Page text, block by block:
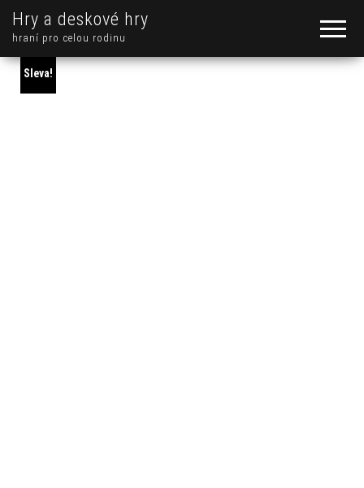
Hry a deskové hry
hraní pro celou rodinu
Sleva!